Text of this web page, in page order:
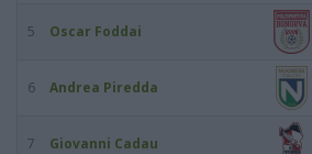
5 Oscar Foddai
6 Andrea Piredda
7 Giovanni Cadau